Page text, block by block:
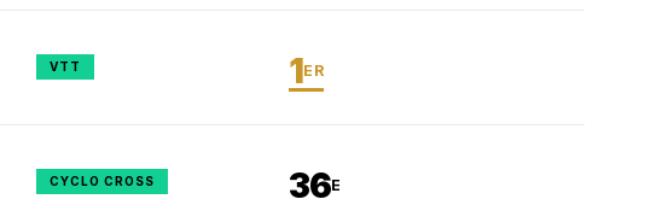
VTT 1ER
CYCLO CROSS 36E